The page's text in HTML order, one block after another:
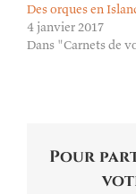
Des orques en
4 janvier 2017
Dans "Carnets de
Pour